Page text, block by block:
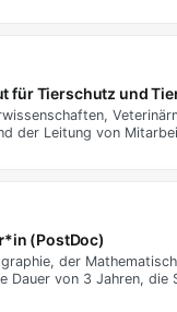
für Tierschutz und
der Leitung von
*in (PostDoc)
der
Dauer von 3 Jahren, die